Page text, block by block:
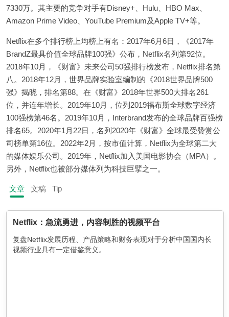
7330万。其主要的竞争对手有Disney+、Hulu、HBO Max、
Amazon Prime Video、YouTube Premium及Apple TV+等。
Netflix在多个排行榜上均榜上有名：2017年6月6日，《2017年
BrandZ最具价值全球品牌100强》公布，Netflix名列第92位。
2018年10月，《财富》未来公司50强排行榜发布，Netflix排名第
八。2018年12月，世界品牌实验室编制的《2018世界品牌500
强》揭晓，排名第88。在《财富》2018年世界500大排名261
位，并连年增长。2019年10月，位列2019福布斯全球数字经济
100强榜第46名。2019年10月，Interbrand发布的全球品牌百强榜
排名65。2020年1月22日，名列2020年《财富》全球最受赞赏公
司榜单第16位。2022年2月，按市值计算，Netflix为全球第二大
的媒体娱乐公司。2019年，Netflix加入美国电影协会（MPA）。
另外，Netflix也被部分媒体列为科技巨擘之一。
文章 文稿 Tip
Netflix：急流勇进，内容制胜的视频平台
复盘Netflix发展历程、产品策略和财务表现对于分析中国国内长
视频行业具有一定借鉴意义。